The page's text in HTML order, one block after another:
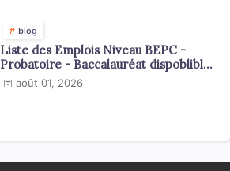
blog
Liste des Emplois Niveau BEPC -
Probatoire - Baccalauréat dispoblible
en 2026
août 01, 2026